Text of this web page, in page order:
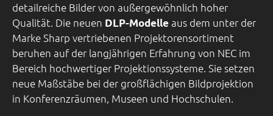
detailreiche Bilder von außergewöhnlich hoher
Qualität. Die neuen DLP-Modelleaus dem unter der
Marke Sharp vertriebenen Projektorensortiment
beruhen auf der langjährigen Erfahrung von NEC im
Bereich hochwertiger Projektionssysteme. Sie setzen
neue Maßstäbe bei der großflächigen Bildprojektion
in Konferenzräumen, Museen und Hochschulen.